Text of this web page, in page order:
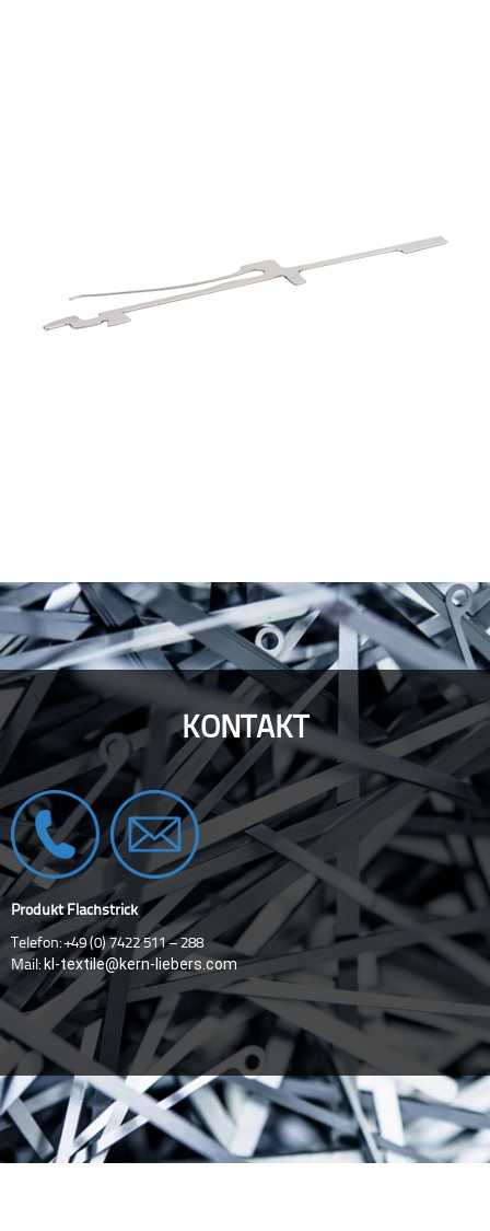
KONTAKT
Produkt Flachstrick
Telefon: +49 (0) 7422 511 – 288
Mail: kl-textile@kern-liebers.com